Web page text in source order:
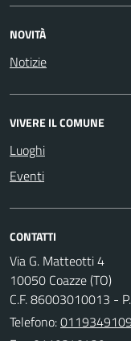
NOVITÀ
Notizie
VIVERE IL COMUNE
Luoghi
Eventi
CONTATTI
Via G. Matteotti 4
10050 Coazze (TO)
C.F. 86003010013 -
Telefono:0119349109